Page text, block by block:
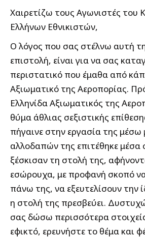
Χαιρετίζω τους Αγωνιστές του
Ελλήνων Εθνικιστών,
Ο λόγος που σας στέλνω αυτή
επιστολή, είναι για να σας
περιστατικό που έμαθα από
Αξιωματικό της Αεροπορίας.
Ελληνίδα Αξιωματικός της
θύμα άθλιας σεξιστικής
πήγαινε στην εργασία της
αλλοδαπών της επιτέθηκε μέσα
ξέσκισαν τη στολή της,
εσώρουχα, με προφανή σκοπό
πάνω της, να εξευτελίσουν την
η στολή της πρεσβεύει.
σας δώσω περισσότερα
εφικτό, ερευνήστε το θέμα και